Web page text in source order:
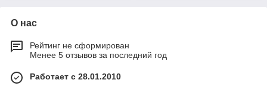
О нас
Рейтинг не сформирован
Менее 5 отзывов за последний год
Работает с 28.01.2010